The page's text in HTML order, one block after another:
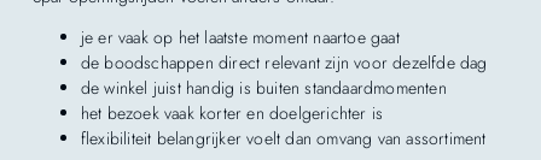
je er vaak op het laatste moment naartoe gaat
de boodschappen direct relevant zijn voor dezelfde dag
de winkel juist handig is buiten standaardmomenten
het bezoek vaak korter en doelgerichter is
flexibiliteit belangrijker voelt dan omvang van assortiment